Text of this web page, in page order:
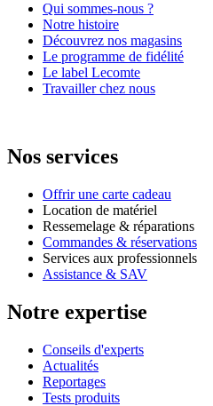
Qui sommes-nous ?
Notre histoire
Découvrez nos magasins
Le programme de fidélité
Le label Lecomte
Travailler chez nous
Nos services
Offrir une carte cadeau
Location de matériel
Ressemelage & réparations
Commandes & réservations
Services aux professionnels
Assistance & SAV
Notre expertise
Conseils d'experts
Actualités
Reportages
Tests produits